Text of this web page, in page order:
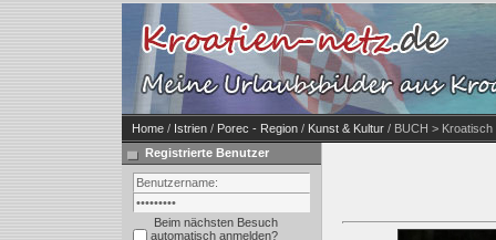
Home / Istrien / Porec - Region / Kunst & Kultur / BUCH >
Registrierte Benutzer
Beim nächsten Besuch
automatisch anmelden?